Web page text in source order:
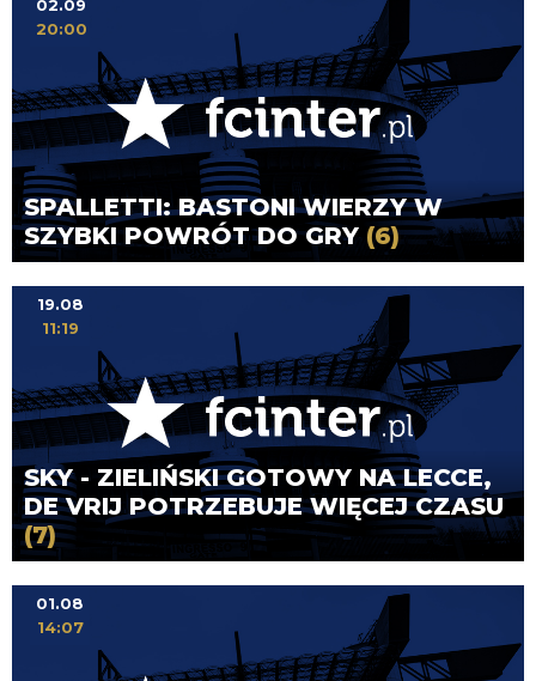
SPALLETTI: BASTONI WIERZY W
SZYBKI POWRÓT DO GRY (6)
02.09
20:00
SKY - ZIELIŃSKI GOTOWY NA LECCE,
DE VRIJ POTRZEBUJE WIĘCEJ CZASU
(7)
19.08
11:19
01.08
14:07